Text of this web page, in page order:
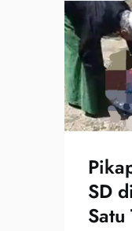
SD
Satu